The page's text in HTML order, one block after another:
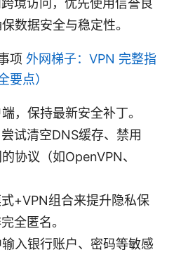
数据安全与稳定性。
项 外网梯子：VPN 完整指
要点）
，保持最新安全补丁。
试清空DNS缓存、禁用
协议（如OpenVPN、
+VPN组合来提升隐私保
全匿名。
入银行账户、密码等敏感